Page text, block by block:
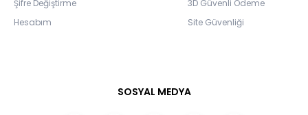
Şifre Değiştirme
Hesabım
3D Güvenli Ödeme
Site Güvenliği
SOSYAL MEDYA